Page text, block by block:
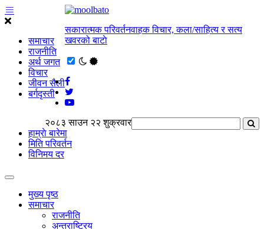
समाचार
राजनीति
अर्थ जगत
विचार
जीवन सैली
बर्गदृस्ती
सकारात्मक परिवर्तनवाहक विचार, कला/साहित्य र सत्य
खवरको बाटाे
२०८३ साउन २२ शुक्रवार
हाम्राे बारेमा
मिति परिवर्तन
विनिमय दर
मुख्य पृष्ठ
समाचार
राजनीति
अन्तराष्ट्रिय